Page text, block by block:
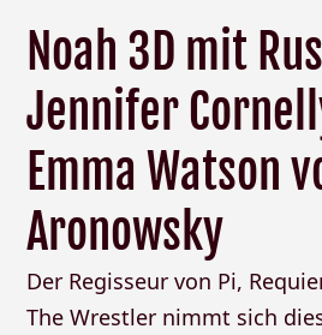
Noah 3D mit
Jennifer
Emma Watson
Aronowsky
Der Regisseur von Pi,
The Wrestler nimmt sich